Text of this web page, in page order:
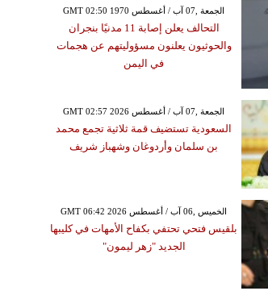
GMT 02:50 1970 الجمعة ,07 آب / أغسطس
التحالف يعلن إصابة 11 مدنيًا بنجران
والحوثيون يعلنون مسؤوليتهم عن هجمات
في اليمن
GMT 02:57 2026 الجمعة ,07 آب / أغسطس
السعودية تستضيف قمة ثلاثية تجمع محمد
بن سلمان وأردوغان وشهباز شريف
GMT 06:42 2026 الخميس ,06 آب / أغسطس
بلقيس فتحي تحتفي بكفاح الأمهات في كليبها
الجديد "زهر ليمون"